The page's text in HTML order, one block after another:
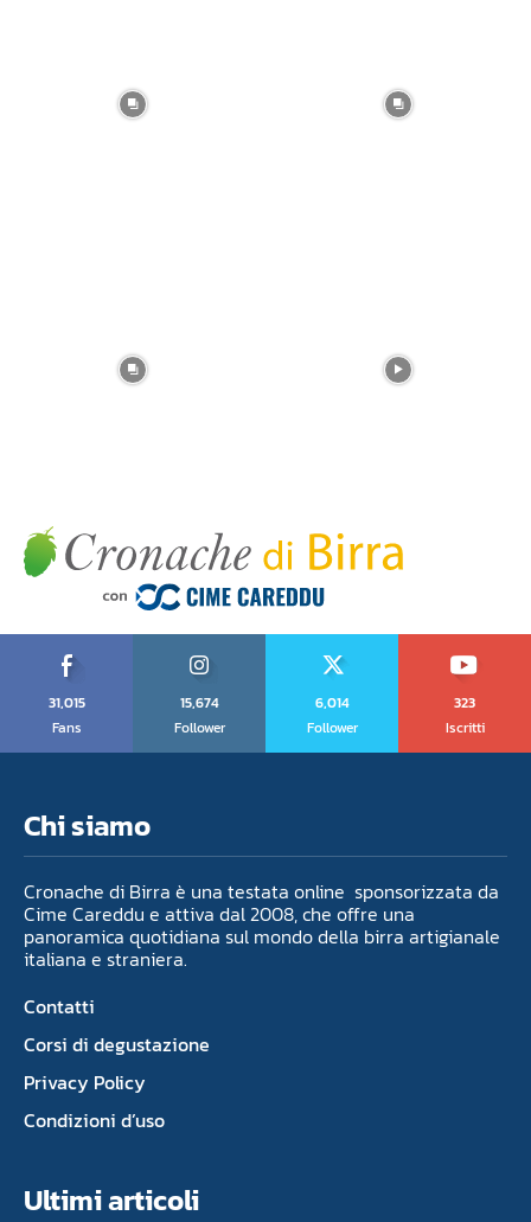
31,015
Fans
15,674
Follower
6,014
Follower
323
Iscritti
Chi siamo
Cronache di Birra è una testata online sponsorizzata da
Cime Careddu e attiva dal 2008, che offre una
panoramica quotidiana sul mondo della birra artigianale
italiana e straniera.
Contatti
Corsi di degustazione
Privacy Policy
Condizioni d’uso
Ultimi articoli